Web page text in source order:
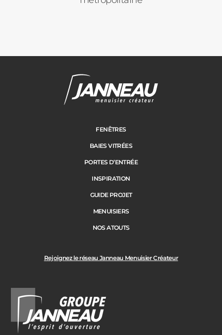
Pergolas
Cloture
Suivant
Adresse des travaux
Code Postal des travaux
Rejoignez le réseau Janneau Menuisier Créateur
FENÊTRES
BAIES VITRÉES
PORTES D’ENTRÉE
INSPIRATION
GUIDE PROJET
MENUISIERS
NOS ATOUTS